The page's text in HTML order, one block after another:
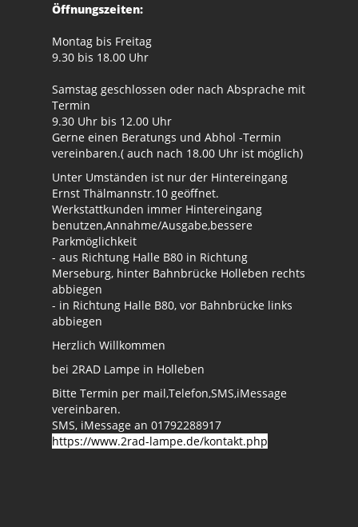
Öffnungszeiten:
Montag bis Freitag
9.30 bis 18.00 Uhr
Samstag geschlossen oder nach Absprache mit
Termin
9.30 Uhr bis 12.00 Uhr
Gerne einen Beratungs und Abhol -Termin
vereinbaren.( auch nach 18.00 Uhr ist möglich)
Unter Umständen ist nur der Hintereingang
Ernst Thälmannstr.10 geöffnet.
Werkstattkunden immer Hintereingang
benutzen,Annahme/Ausgabe,bessere
Parkmöglichkeit
- aus Richtung Halle B80 in Richtung
Merseburg, hinter Bahnbrücke Holleben rechts
abbiegen
- in Richtung Halle B80, vor Bahnbrücke links
abbiegen
Herzlich Willkommen
bei 2RAD Lampe in Holleben
Bitte Termin per mail,Telefon,SMS,iMessage
vereinbaren.
SMS, iMessage an 01792288917
https://www.2rad-lampe.de/kontakt.php